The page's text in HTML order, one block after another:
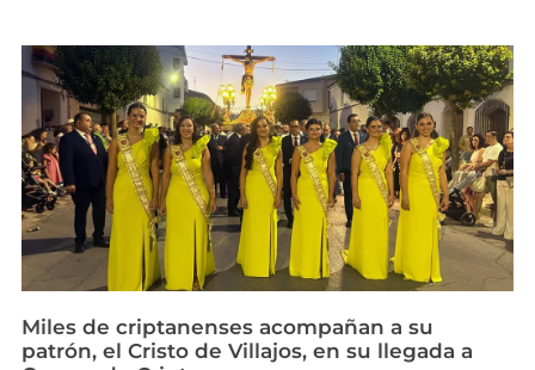
Miles de criptanenses acompañan a su
patrón, el Cristo de Villajos, en su llegada a